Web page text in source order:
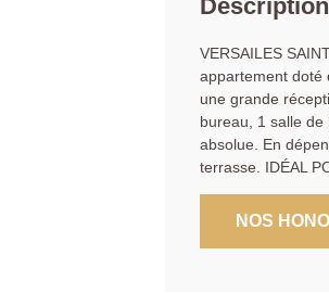
VERSAILES
appartement doté
une grande
bureau, 1 salle
absolue. En
terrasse. IDÉAL
NOS